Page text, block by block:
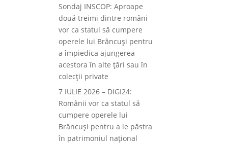
Sondaj INSCOP: Aproape
două treimi dintre români
vor ca statul să cumpere
operele lui Brâncuşi pentru
a împiedica ajungerea
acestora în alte ţări sau în
colecţii private
7 IULIE 2026 – DIGI24:
Românii vor ca statul să
cumpere operele lui
Brâncuși pentru a le păstra
în patrimoniul național